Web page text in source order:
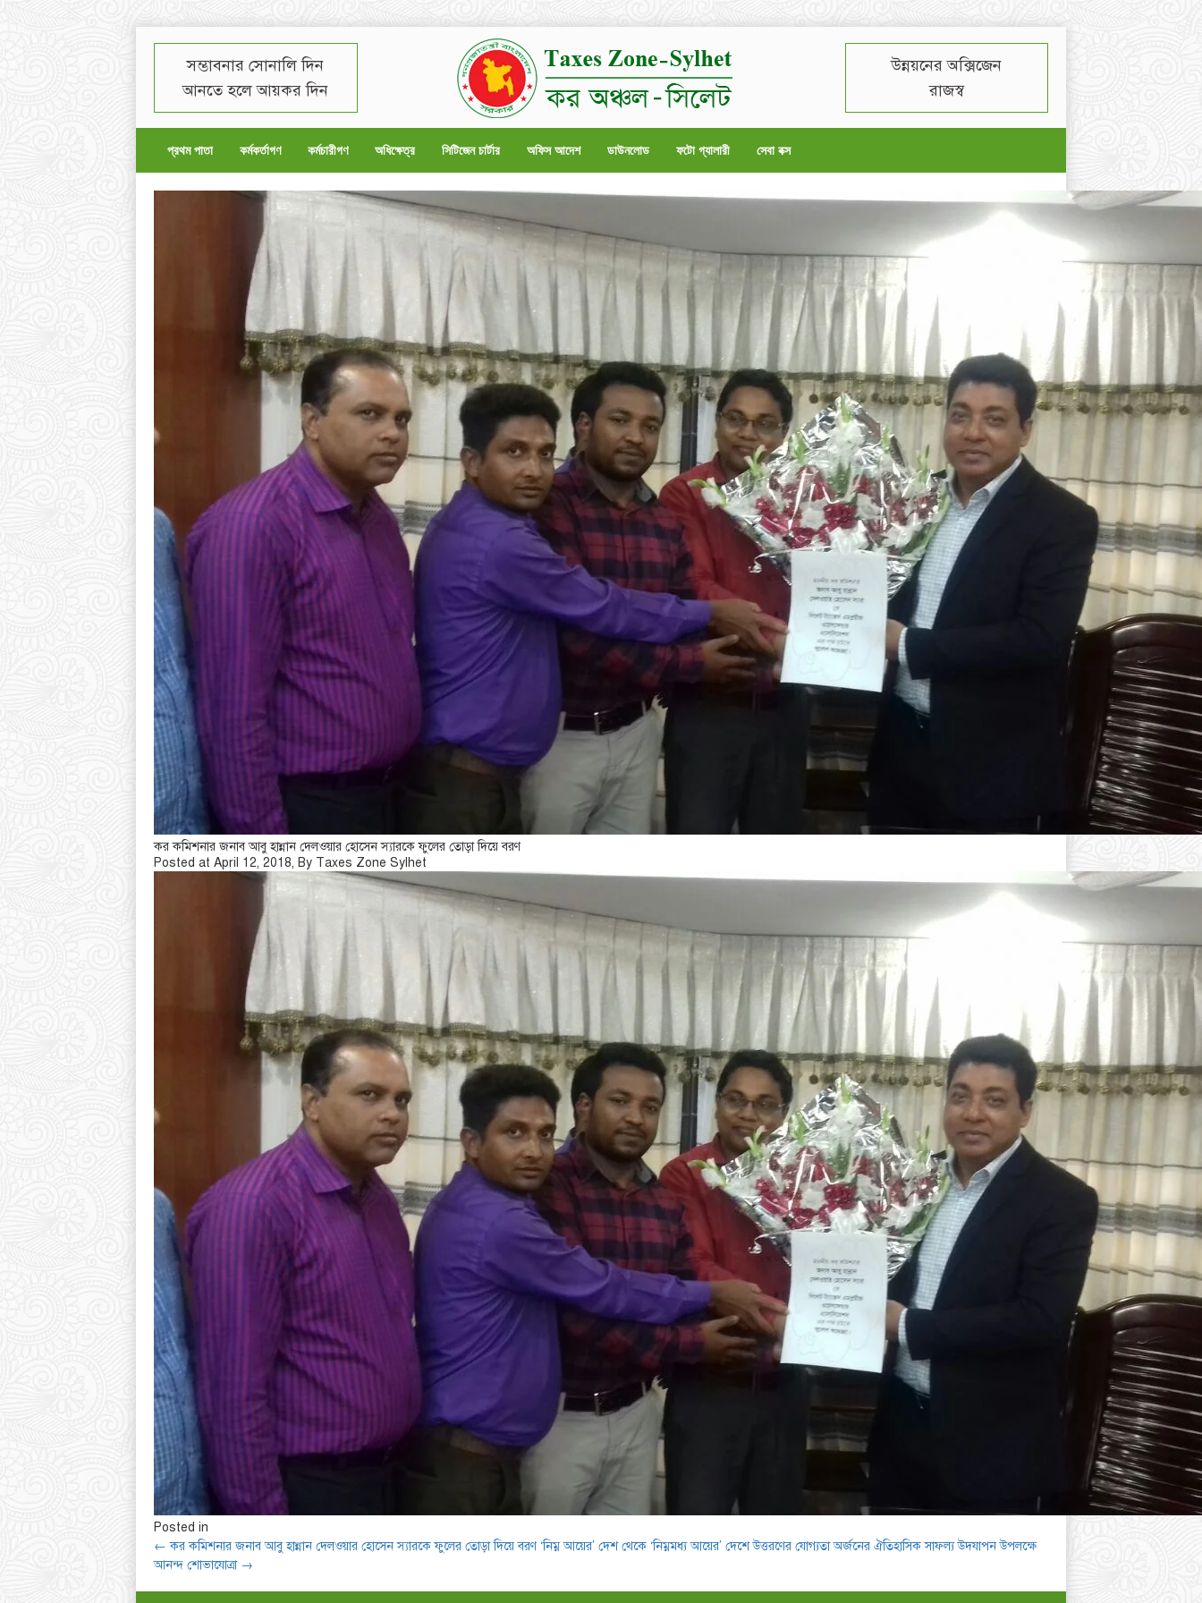
সম্ভাবনার সোনালি দিন
আনতে হলে আয়কর দিন
উন্নয়নের অক্সিজেন
রাজস্ব
প্রথম পাতা কর্মকর্তাগণ কর্মচারীগণ অধিক্ষেত্র সিটিজেন চার্টার অফিস আদেশ ডাউনলোড ফটো গ্যালারী সেবা বক্স
কর কমিশনার জনাব আবু হান্নান দেলওয়ার হোসেন স্যারকে ফুলের তোড়া দিয়ে বরণ
Posted at April 12, 2018, By Taxes Zone Sylhet
Posted in
← কর কমিশনার জনাব আবু হান্নান দেলওয়ার হোসেন স্যারকে ফুলের তোড়া দিয়ে বরণ ‘নিম্ন আয়ের’ দেশ থেকে ‘নিম্নমধ্য আয়ের’ দেশে উত্তরণের যোগ্যতা অর্জনের ঐতিহাসিক সাফল্য উদযাপন উপলক্ষে
আনন্দ শোভাযোত্রা →